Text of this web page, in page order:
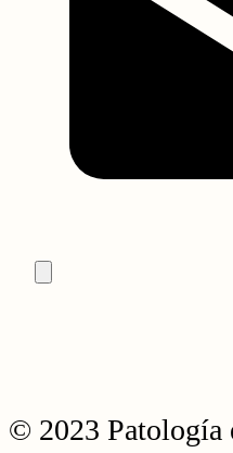
© 2023 Patología